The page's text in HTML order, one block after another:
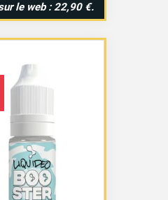
le web : 22,90 €.
Plage
de
prix :
1,29 €